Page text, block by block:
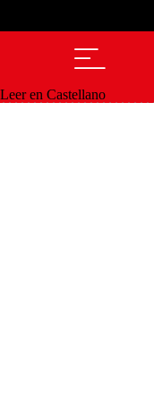
Leer en Castellano